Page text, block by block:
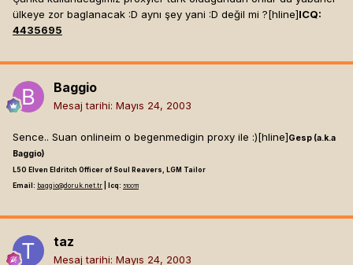
ülkeye zor baglanacak :D aynı şey yani :D değil mi ?[hline]ICQ:
4435695
Baggio
Mesaj tarihi: Mayıs 24, 2003
Sence.. Suan onlineim o begenmedigin proxy ile :)[hline]Gesp (a.k.a
Baggio)
L50 Elven Eldritch Officer of Soul Reavers, LGM Tailor
Email: baggio@doruk.net.tr | Icq: 5100111
taz
Mesaj tarihi: Mayıs 24, 2003